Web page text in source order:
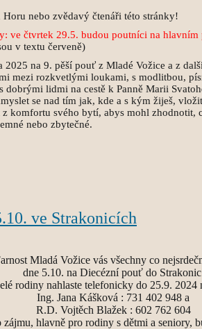
nebo zvědavý čtenáři této stránky!
ve čtvrtek 29.5. budou poutníci na hlavním
v textu červeně)
2025 na 9. pěší pouť z Mladé Vožice a z
mezi rozkvetlými loukami, s modlitbou,
lidmi na cestě k Panně Marii
se nad tím jak, kde a s kým žiješ,
komfortu svého bytí, abys mohl zhodnotit,
nebo zbytečné.
ve Strakonicích
Mladá Vožice vás všechny co
dne 5.10. na Diecézní pouť do
rodiny nahlaste telefonicky do 25.9. 2024
Ing. Jana Kášková : 731 402 948 a
R.D. Vojtěch Blažek : 602 762 604
hlavně pro rodiny s dětmi a seniory,